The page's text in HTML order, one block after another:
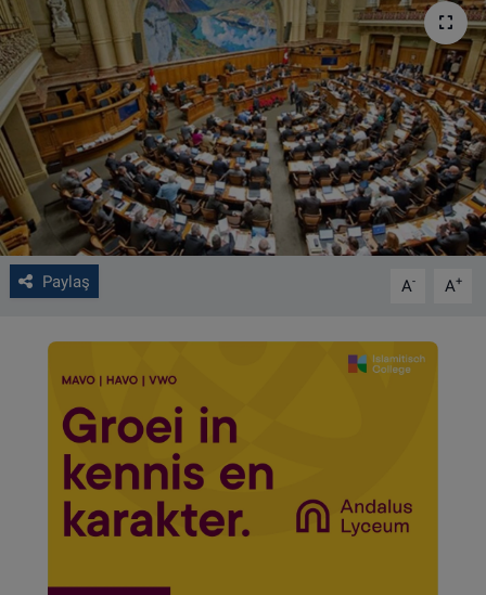
Paylaş A- A+
FOTO GALERİ
VIDEO GALERİ
ALGEMENE VOORWAARDEN
CONTACT
Çerez Politikası